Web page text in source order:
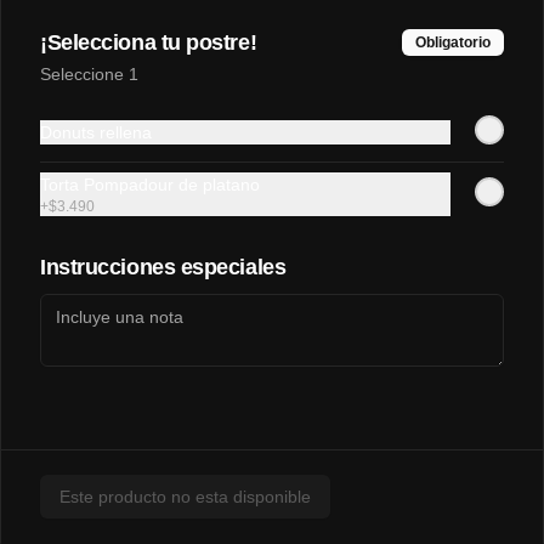
$3.200
¡Selecciona tu postre! Obligatorio
Seleccione 1
+$3.490
Instrucciones especiales
Este producto no esta disponible